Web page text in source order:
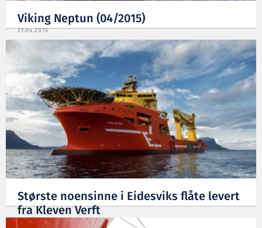
Viking Neptun (04/2015)
27.04.2015
Største noensinne i Eidesviks flåte levert
fra Kleven Verft
27.04.2015